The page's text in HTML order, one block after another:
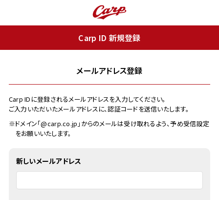
Carp ID 新規登録
メールアドレス登録
Carp IDに登録されるメールアドレスを入力してください。
ご入力いただいたメールアドレスに、認証コードを送信いたします。
※ドメイン「@carp.co.jp」からのメールは受け取れるよう、予め受信設定
をお願いいたします。
新しいメールアドレス